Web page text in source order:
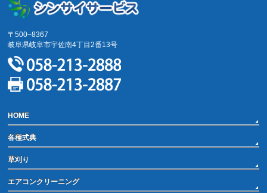
〒500−8367
岐阜県岐阜市宇佐南4丁目2番13号
HOME
各種式典
草刈り
エアコンクリーニング